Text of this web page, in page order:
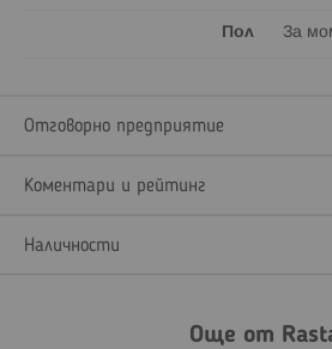
Пол За
Отговорно предприятие
Коментари и рейтинг
Наличности
Още от